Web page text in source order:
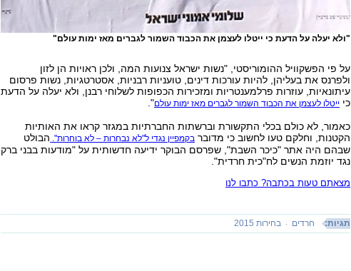
"ולא יעלה על הדעת כי ייטלו לעצמן את הכבוד השמור לגברים מאז ימות עולם"
על פי הפשקוויל ההומוריסטי, "נשות ישראל צנועות המה, ולכן ראויות הן לזון
ולפרנס את בעליהן, להיות עורכות דינים, טועניות רבניות, אסטרטגיות, נשות פרסום
עיתונאיות, עוזרות פרלמענטריות ומזכירות הכפופות לשלוחי רבנן, ולא יעלה על הדעת
כי ייטלו לעצמן את הכבוד השמור לגברים מאז ימות עולם".
כאמור, לא כולם בכלי התקשורת וברשתות החברתיות במגזר קראו את האותיות
הקטנות, וחלקם טעו לחשוב כי מדובר בקמפיין נגדי ל"לא נבחרות – לא בוחרות". הבולט
שבהם היה אתר "כיכר השבת", שפרסם הבוקר ידיעה חדשותית על "מודעות בבני ברק
נגד יוזמת הנשים לח"כית חרדית".
מצאתם טעות בכתבה? כתבו לנו
תגיות: חרדים בחירות 2015